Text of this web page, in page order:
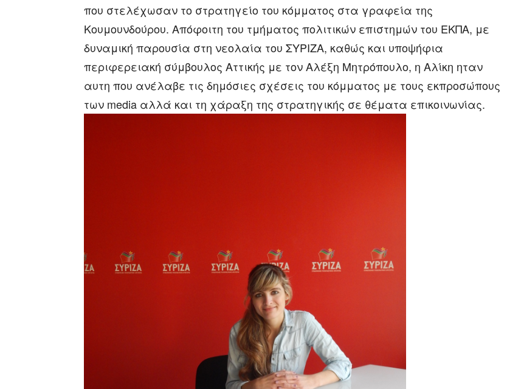
που στελέχωσαν το στρατηγείο του κόμματος στα γραφεία της
Κουμουνδούρου. Απόφοιτη του τμήματος πολιτικών επιστημών του ΕΚΠΑ, με
δυναμική παρουσία στη νεολαία του ΣΥΡΙΖΑ, καθώς και υποψήφια
περιφερειακή σύμβουλος Αττικής με τον Αλέξη Μητρόπουλο, η Αλίκη ηταν
αυτη που ανέλαβε τις δημόσιες σχέσεις του κόμματος με τους εκπροσώπους
των media αλλά και τη χάραξη της στρατηγικής σε θέματα επικοινωνίας.